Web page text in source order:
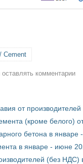
Cement
оставлять комментарии
от
(кроме белого)
бетона в январе
в январе - июне
(без НДС)